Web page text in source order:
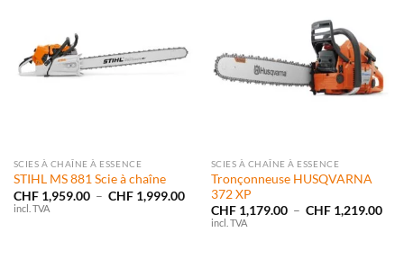
SCIES À CHAÎNE À ESSENCE
STIHL MS 881 Scie à chaîne
CHF1,959.00 – CHF1,999.00Plage
prix :
CHF 1,959.00
incl. TVA
SCIES À CHAÎNE À ESSENCE
Tronçonneuse HUSQVARNA
372 XP
CHF1,179.00 – CHF1,219.00
incl. TVA